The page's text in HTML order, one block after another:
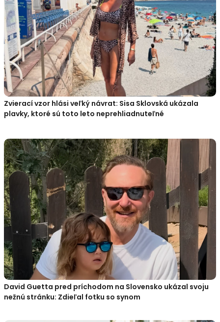
Zvierací vzor hlási veľký návrat: Sisa Sklovská ukázala
plavky, ktoré sú toto leto neprehliadnuteľné
David Guetta pred príchodom na Slovensko ukázal svoju
nežnú stránku: Zdieľal fotku so synom